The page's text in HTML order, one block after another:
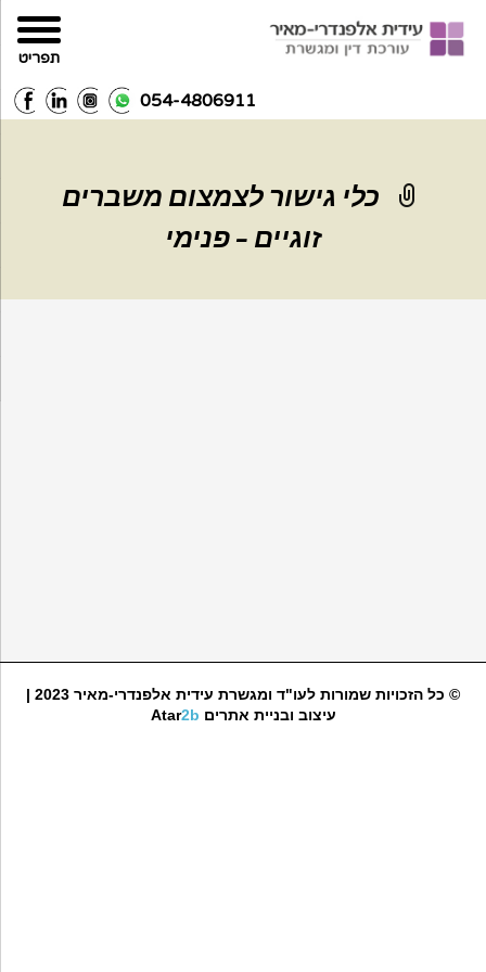
054-4806911
‏‏כלי גישור לצמצום משברים
זוגיים – פנימי
© כל הזכויות שמורות לעו"ד ומגשרת עידית אלפנדרי-מאיר 2023 |
עיצוב ובניית אתרים
Atar2b
תפריט